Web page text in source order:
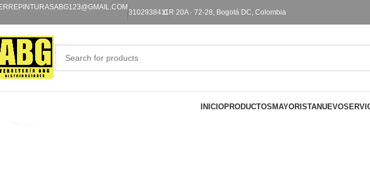
3102938411CR 20A · 72-28, Bogotá DC, Colombia
INICIOPRODUCTOSMAYORISTANUEVO